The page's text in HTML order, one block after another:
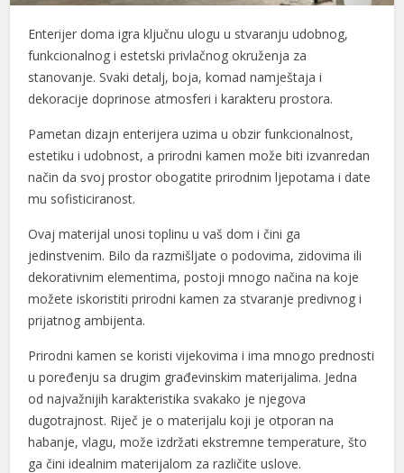
Enterijer doma igra ključnu ulogu u stvaranju udobnog,
funkcionalnog i estetski privlačnog okruženja za
stanovanje. Svaki detalj, boja, komad namještaja i
dekoracije doprinose atmosferi i karakteru prostora.
Pametan dizajn enterijera uzima u obzir funkcionalnost,
estetiku i udobnost, a prirodni kamen može biti izvanredan
način da svoj prostor obogatite prirodnim ljepotama i date
mu sofisticiranost.
Ovaj materijal unosi toplinu u vaš dom i čini ga
jedinstvenim. Bilo da razmišljate o podovima, zidovima ili
dekorativnim elementima, postoji mnogo načina na koje
možete iskoristiti prirodni kamen za stvaranje predivnog i
prijatnog ambijenta.
Prirodni kamen se koristi vijekovima i ima mnogo prednosti
u poređenju sa drugim građevinskim materijalima. Jedna
od najvažnijih karakteristika svakako je njegova
dugotrajnost. Riječ je o materijalu koji je otporan na
habanje, vlagu, može izdržati ekstremne temperature, što
ga čini idealnim materijalom za različite uslove.